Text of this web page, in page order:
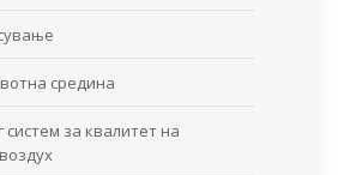
средина
за квалитет на